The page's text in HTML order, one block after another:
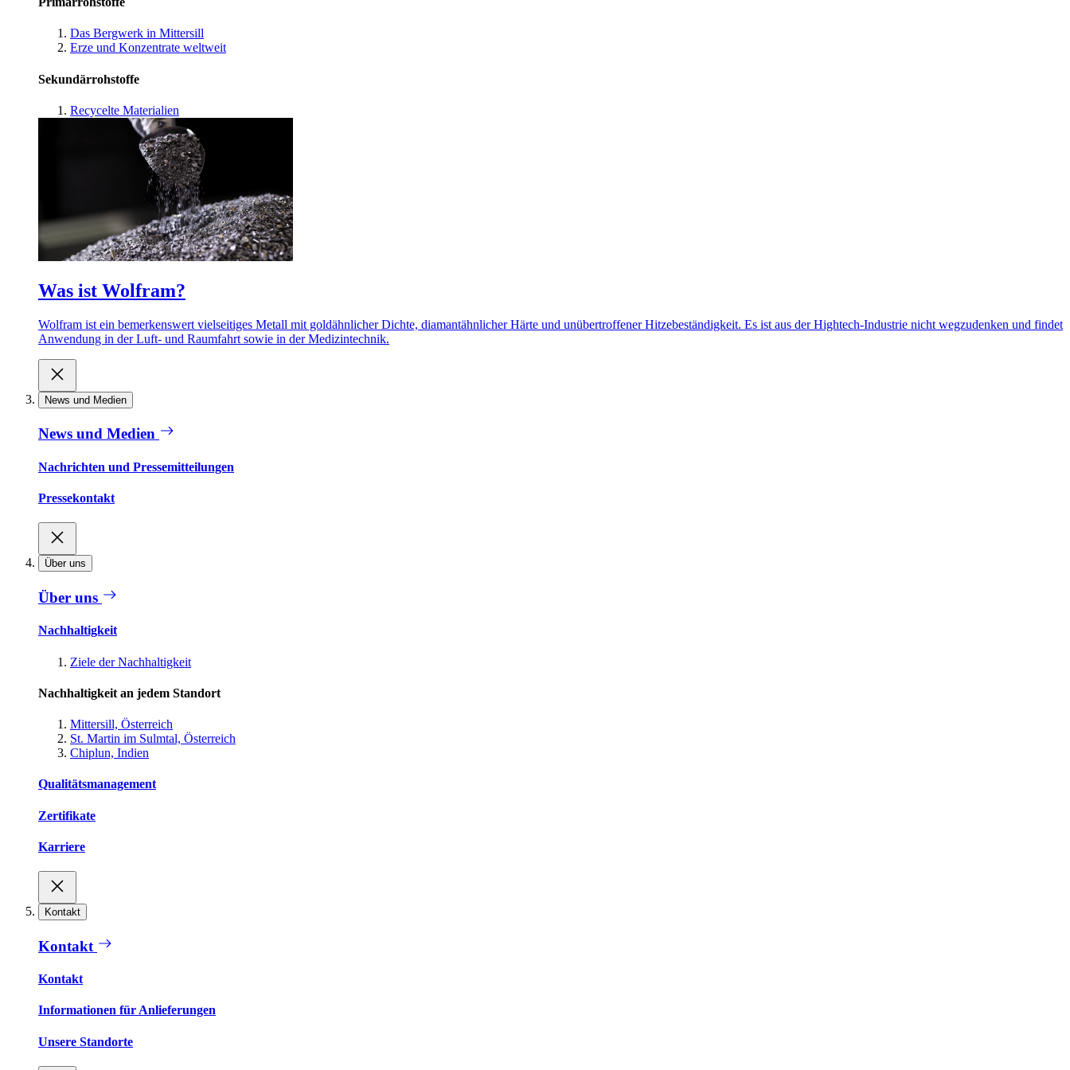
Das Bergwerk in Mittersill
Erze und Konzentrate weltweit
Sekundärrohstoffe
Recycelte Materialien
Was ist Wolfram?
Wolfram ist ein bemerkenswert vielseitiges Metall mit goldähnlicher Dichte, diamantähnlicher Härte und unübertroffener Hitzebeständigkeit. Es ist aus der Hightech-Industrie nicht wegzudenken und findet
Anwendung in der Luft- und Raumfahrt sowie in der Medizintechnik.
News und Medien
News und Medien
Nachrichten und Pressemitteilungen
Pressekontakt
Über uns
Über uns
Nachhaltigkeit
Ziele der Nachhaltigkeit
Nachhaltigkeit an jedem Standort
Mittersill, Österreich
St. Martin im Sulmtal, Österreich
Chiplun, Indien
Qualitätsmanagement
Zertifikate
Karriere
Kontakt
Kontakt
Kontakt
Informationen für Anlieferungen
Unsere Standorte